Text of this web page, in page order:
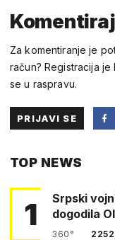
Za komentiranje je
račun? Registracija
se u raspravu.
PRIJAVI SE
TOP NEWS
1
Srpski
dogodila
360°